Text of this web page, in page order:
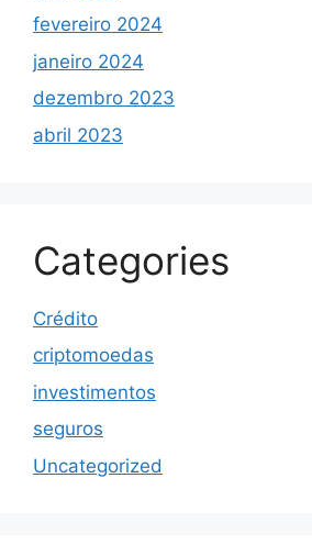
fevereiro 2024
janeiro 2024
dezembro 2023
abril 2023
Categories
Crédito
criptomoedas
investimentos
seguros
Uncategorized